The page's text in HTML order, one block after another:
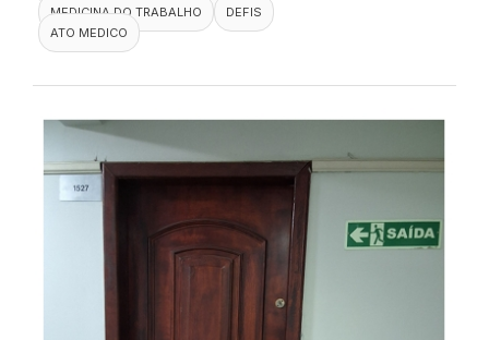
MEDICINA DO TRABALHO
DEFIS
ATO MEDICO